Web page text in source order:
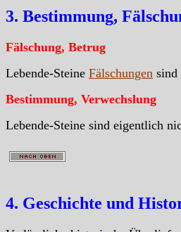
3. Bestimmung,
Fälschung, Betrug
Lebende-Steine Fälschungen sind
Bestimmung, Verwechslung
Lebende-Steine sind eigentlich
4. Geschichte und